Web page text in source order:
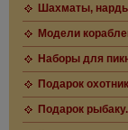
Шахматы,
Модели
Наборы для
Подарок
Подарок